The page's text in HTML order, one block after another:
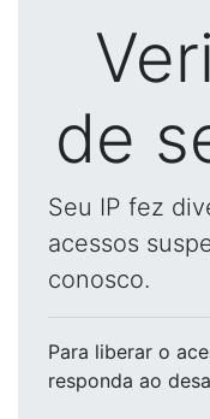
de
Seu IP fez
acessos
conosco.
Para liberar o
responda ao